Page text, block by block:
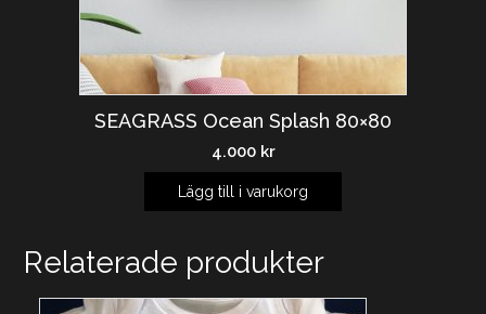
SEAGRASS Ocean Splash 80×80
4.000 kr
Lägg till i varukorg
Relaterade produkter